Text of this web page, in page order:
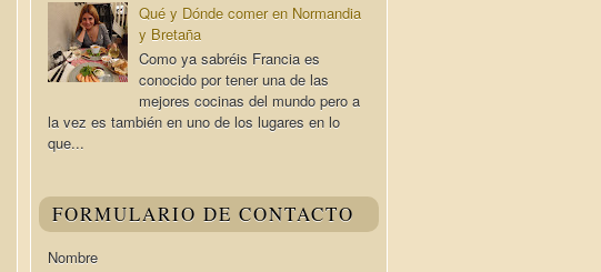
Qué y Dónde comer en Normandia
y Bretaña
Como ya sabréis Francia es
conocido por tener una de las
mejores cocinas del mundo pero a
la vez es también en uno de los lugares en lo
que...
FORMULARIO DE CONTACTO
Nombre